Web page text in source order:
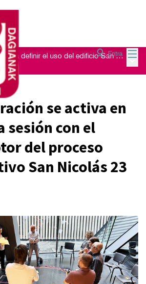
Entra
Proceso de escucha para definir el uso del edificio San Nikolas 23
se activa en
sesión con el
del proceso
San Nicolás 23